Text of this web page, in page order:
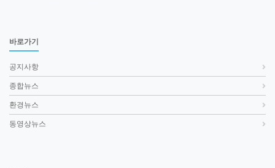
바로가기
공지사항
종합뉴스
환경뉴스
동영상뉴스